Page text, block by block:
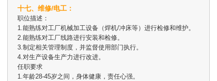
十七、维修/电工：
职位描述：
1.能熟练对工厂机械加工设备（焊机/冲床等）进行检修和维护。
2.能熟练对工厂线路进行安装和检修。
3.制定相关管理制度，并监督使用部门执行。
4.对生产设备生产力进行改进。
任职要求
1.年龄28-45岁之间，身体健康，责任心强。